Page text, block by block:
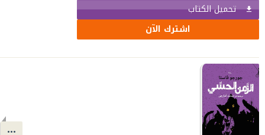
تحميل الكتاب
اشترك الآن